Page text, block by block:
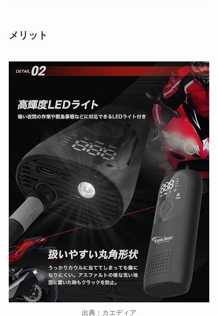
メリット
出典：カエディア